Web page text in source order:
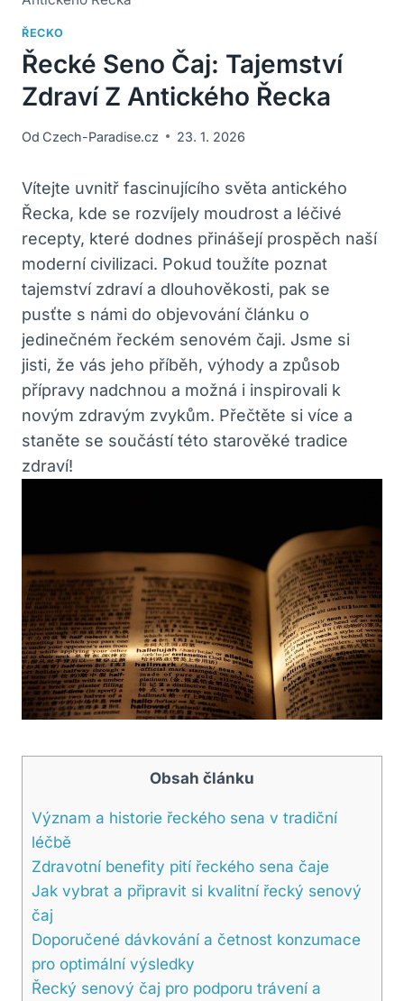
ŘECKO
Řecké Seno Čaj: Tajemství
Zdraví Z Antického Řecka
Od Czech-Paradise.cz 23. 1. 2026
Vítejte uvnitř fascinujícího světa antického
Řecka, kde se rozvíjely moudrost a léčivé
recepty, které dodnes přinášejí prospěch naší
moderní civilizaci. Pokud toužíte poznat
tajemství zdraví a dlouhověkosti, pak se
pusťte s námi do objevování článku o
jedinečném řeckém senovém čaji. Jsme si
jisti, že vás jeho příběh, výhody a způsob
přípravy nadchnou a možná i inspirovali k
novým zdravým zvykům. Přečtěte si více a
staněte se součástí této starověké tradice
zdraví!
Obsah článku
Význam a historie řeckého sena v tradiční
léčbě
Zdravotní benefity pití řeckého sena čaje
Jak vybrat a připravit si kvalitní řecký senový
čaj
Doporučené dávkování a četnost konzumace
pro optimální výsledky
Řecký senový čaj pro podporu trávení a